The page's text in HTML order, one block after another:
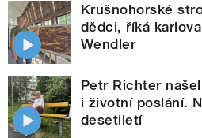
Krušnohorské
dědci, říká
Wendler
Petr Richter
i životní poslání.
desetiletí